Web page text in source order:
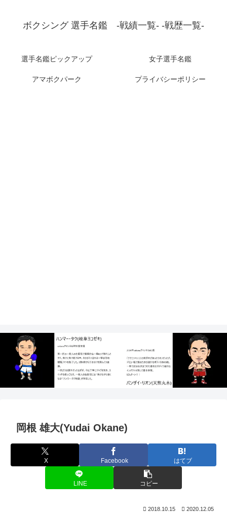
ボクシング 選手名鑑 -戦績一覧- -戦歴一覧-
選手名鑑ピックアップ 女子選手名鑑
アマボクパーク プライバシーポリシー
岡根 雄大(Yudai Okane)
X Facebook はてブ
LINE コピー
2018.10.15 2020.12.05